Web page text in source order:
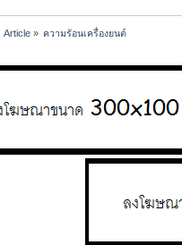
Article» ความรัอนเครื่องยนต์